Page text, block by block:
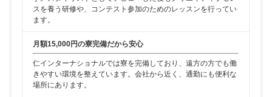
スを養う研修や、コンテスト参加のためのレッスンを行ってい
ます。
月額15,000円の寮完備だから安心
仁インターナショナルでは寮を完備しており、遠方の方でも働
きやすい環境を整えています。会社から近く、通勤にも便利な
場所にあります。